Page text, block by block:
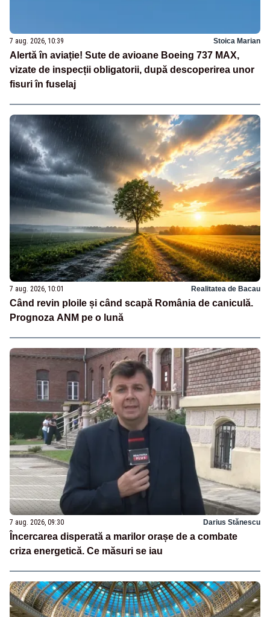
7 aug. 2026, 10:39 Stoica Marian
Alertă în aviație! Sute de avioane Boeing 737 MAX,
vizate de inspecții obligatorii, după descoperirea unor
fisuri în fuselaj
7 aug. 2026, 10:01 Realitatea de Bacau
Când revin ploile și când scapă România de caniculă.
Prognoza ANM pe o lună
7 aug. 2026, 09:30 Darius Stănescu
Încercarea disperată a marilor orașe de a combate
criza energetică. Ce măsuri se iau